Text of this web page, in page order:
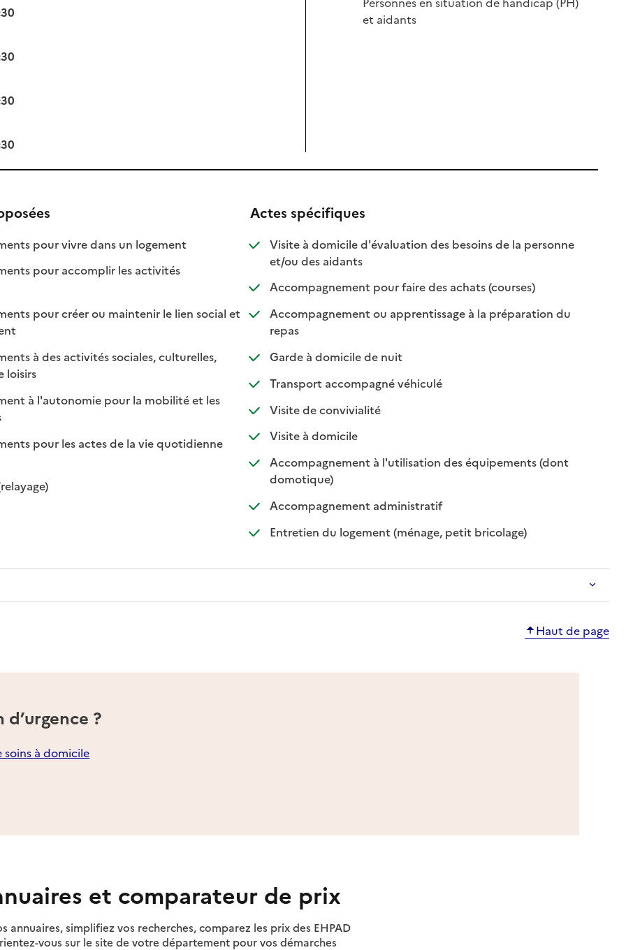
et aidants
pour vivre dans un logement: disponible
: non disponible
pour accomplir les activités
pour créer ou maintenir le lien social et
disponible
à des activités sociales, culturelles,
loisirs
: disponible
: non disponible
à l'autonomie pour la mobilité et les
disponible
pour les actes de la vie quotidienne
: disponible
: non disponible
Actes spécifiques
Visite à domicile d'évaluation des besoins de la personne
et/ou des aidants: disponible
: non disponible
Accompagnement pour faire des achats (courses): disponible
: non disponible
Accompagnement ou apprentissage à la préparation du
repas
: disponible
: non disponible
Garde à domicile de nuit: disponible
: non disponible
Transport accompagné véhiculé: disponible
: non disponible
Visite de convivialité: disponible
: non disponible
Visite à domicile: disponible
: non disponible
Accompagnement à l'utilisation des équipements (dont
domotique): disponible
: non disponible
Accompagnement administratif: disponible
: non disponible
Entretien du logement (ménage, petit bricolage): disponible
: non disponible
Haut de page
?
soins à domicile
et comparateur de prix
annuaires, simplifiez vos recherches, comparez les prix des EHPAD
vous sur le site de votre département pour vos démarches